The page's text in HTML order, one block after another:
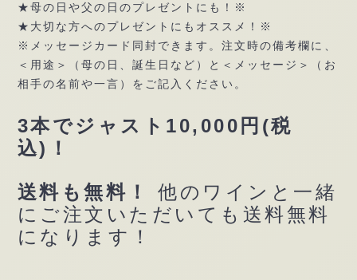
★母の日や父の日のプレゼントにも！※
★大切な方へのプレゼントにもオススメ！※
※メッセージカード同封できます。注文時の備考欄に、
＜用途＞（母の日、誕生日など）と＜メッセージ＞（お
相手の名前や一言）をご記入ください。
3本でジャスト10,000円(税
込)！
送料も無料！
他のワインと一緒
にご注文いただいても送料無料
になります！